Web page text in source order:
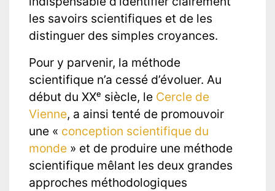
les savoirs scientifiques et de les
distinguer des simples croyances.
Pour y parvenir, la méthode
scientifique n’a cessé d’évoluer. Au
début du XXᵉ siècle, le Cercle de
Vienne, a ainsi tenté de promouvoir
une « conception scientifique du
monde » et de produire une méthode
scientifique mêlant les deux grandes
approches méthodologiques